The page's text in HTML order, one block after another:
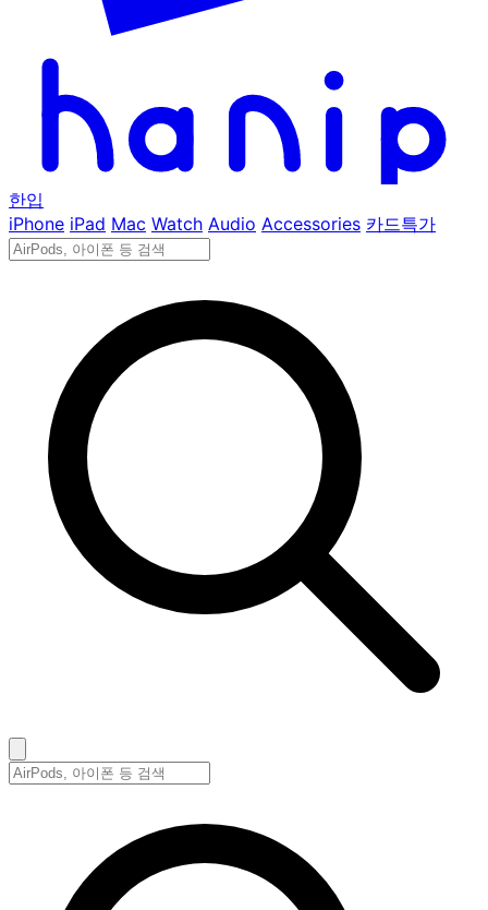
한입
iPhone iPad Mac Watch Audio Accessories 카드특가